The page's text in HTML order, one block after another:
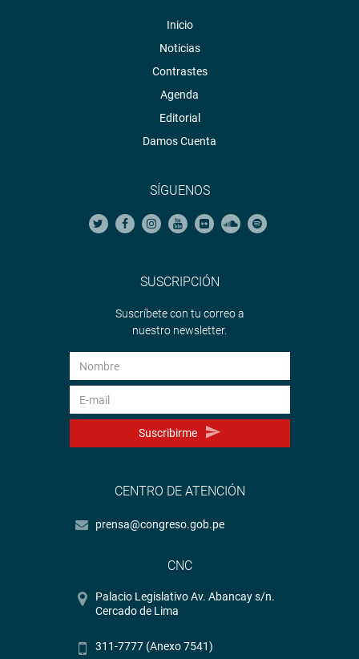
Inicio
Noticias
Contrastes
Agenda
Editorial
Damos Cuenta
SÍGUENOS
SUSCRIPCIÓN
Suscríbete con tu correo a
nuestro newsletter.
Suscribirme
CENTRO DE ATENCIÓN
prensa@congreso.gob.pe
CNC
Palacio Legislativo Av. Abancay s/n.
Cercado de Lima
311-7777 (Anexo 7541)